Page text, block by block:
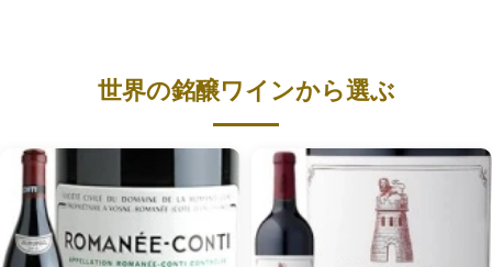
世界の銘醸ワインから選ぶ